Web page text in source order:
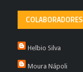
COLABORADORES
Helbio Silva
Moura Nápoli